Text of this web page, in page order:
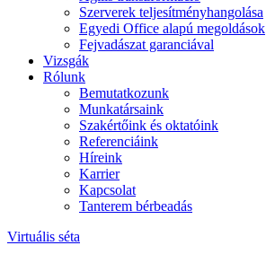
Szerverek teljesítményhangolása
Egyedi Office alapú megoldások
Fejvadászat garanciával
Vizsgák
Rólunk
Bemutatkozunk
Munkatársaink
Szakértőink és oktatóink
Referenciáink
Híreink
Karrier
Kapcsolat
Tanterem bérbeadás
Virtuális séta